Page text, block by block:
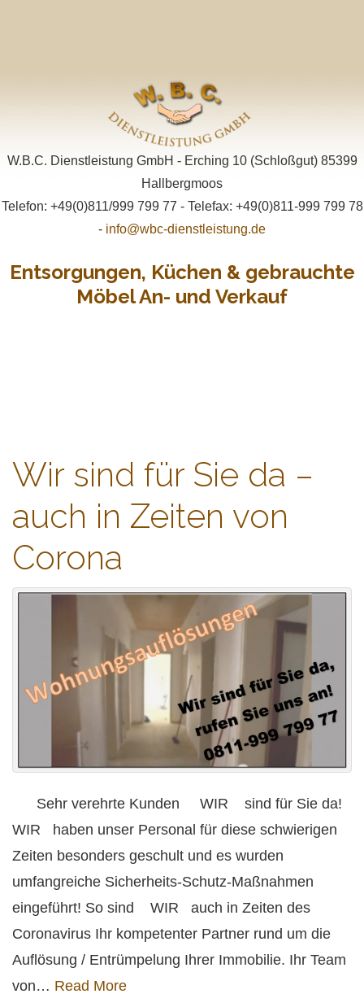
W.B.C. Dienstleistung GmbH - Erching 10 (Schloßgut) 85399
Hallbergmoos
Telefon: +49(0)811/999 799 77 - Telefax: +49(0)811-999 799 78
- info@wbc-dienstleistung.de
Entsorgungen, Küchen & gebrauchte
Möbel An- und Verkauf
Wir sind für Sie da –
auch in Zeiten von
Corona
Sehr verehrte Kunden WIR sind für Sie da!
WIR haben unser Personal für diese schwierigen
Zeiten besonders geschult und es wurden
umfangreiche Sicherheits-Schutz-Maßnahmen
eingeführt! So sind WIR auch in Zeiten des
Coronavirus Ihr kompetenter Partner rund um die
Auflösung / Entrümpelung Ihrer Immobilie. Ihr Team
von… Read More